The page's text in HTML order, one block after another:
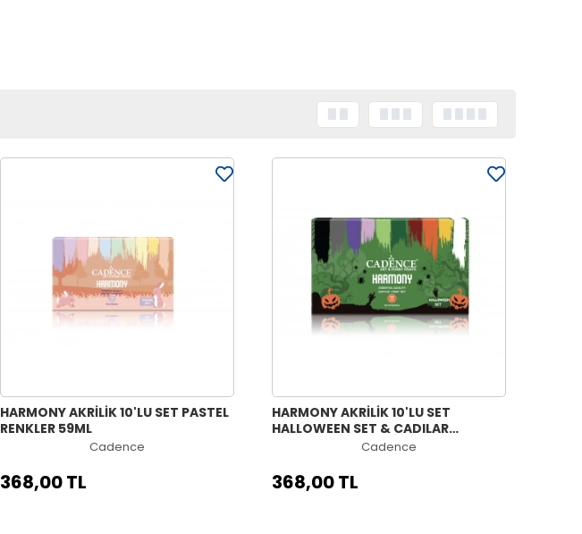
HARMONY AKRİLİK 10'LU SET PASTEL
RENKLER 59ML
Cadence
368,00 TL
HARMONY AKRİLİK 10'LU SET
HALLOWEEN SET & CADILAR
BAYRAMI 59MLCadence
368,00 TL